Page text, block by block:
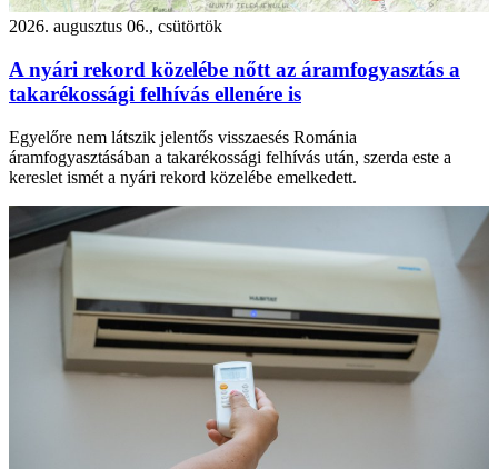
2026. augusztus 06., csütörtök
A nyári rekord közelébe nőtt az áramfogyasztás a
takarékossági felhívás ellenére is
Egyelőre nem látszik jelentős visszaesés Románia
áramfogyasztásában a takarékossági felhívás után, szerda este a
kereslet ismét a nyári rekord közelébe emelkedett.